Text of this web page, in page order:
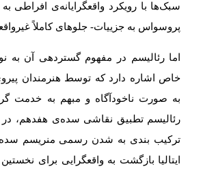
سبک­‌ها با رویکرد واقع­گرایانه­‌ی افراطی
پروسواس به جزییات- جلوه­ای کاملاً
اما رئالیسم در مفهوم گسترده­ی آن به
خاص اشاره دارد که توسط هنرمندان
به صورت ناخودآگاه و مبهم به خدمت
رئالیسم تطبیق نقاشی سده­‌ی هفدهم، در
ترکیب بندی به شدن رسمی منریسم
ایتالیا بازگشت به واقع­گرایی برای